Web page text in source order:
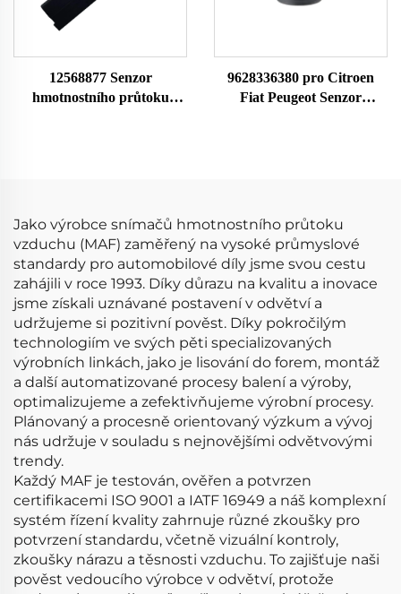
12568877 Senzor
hmotnostního průtoku
vzduchu
9628336380 pro Citroen
Fiat Peugeot Senzor
Jako výrobce snímačů hmotnostního průtoku
vzduchu (MAF) zaměřený na vysoké průmyslové
standardy pro automobilové díly jsme svou cestu
zahájili v roce 1993. Díky důrazu na kvalitu a inovace
jsme získali uznávané postavení v odvětví a
udržujeme si pozitivní pověst. Díky pokročilým
technologiím ve svých pěti specializovaných
výrobních linkách, jako je lisování do forem, montáž
a další automatizované procesy balení a výroby,
optimalizujeme a zefektivňujeme výrobní procesy.
Plánovaný a procesně orientovaný výzkum a vývoj
nás udržuje v souladu s nejnovějšími odvětvovými
trendy.
Každý MAF je testován, ověřen a potvrzen
certifikacemi ISO 9001 a IATF 16949 a náš komplexní
systém řízení kvality zahrnuje různé zkoušky pro
potvrzení standardu, včetně vizuální kontroly,
zkoušky nárazu a těsnosti vzduchu. To zajišťuje naši
pověst vedoucího výrobce v odvětví, protože